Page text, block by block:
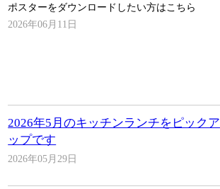
ポスターをダウンロードしたい方はこちら
2026年06月11日
2026年5月のキッチンランチをピックア
ップです
2026年05月29日